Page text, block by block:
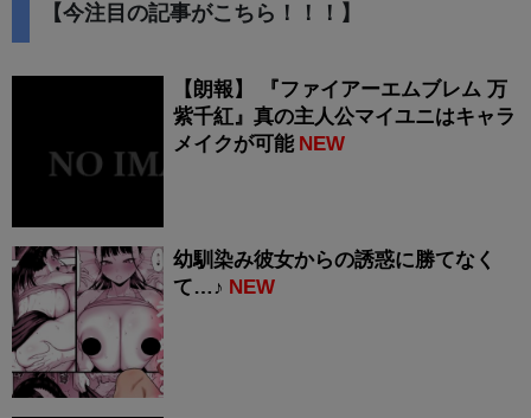
【今注目の記事がこちら！！！】
【朗報】 『ファイアーエムブレム 万
紫千紅』真の主人公マイユニはキャラ
メイクが可能 NEW
幼馴染み彼女からの誘惑に勝てなく
て…♪ NEW